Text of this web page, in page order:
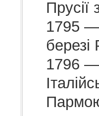
Прусії
1795 —
березі
1796 —